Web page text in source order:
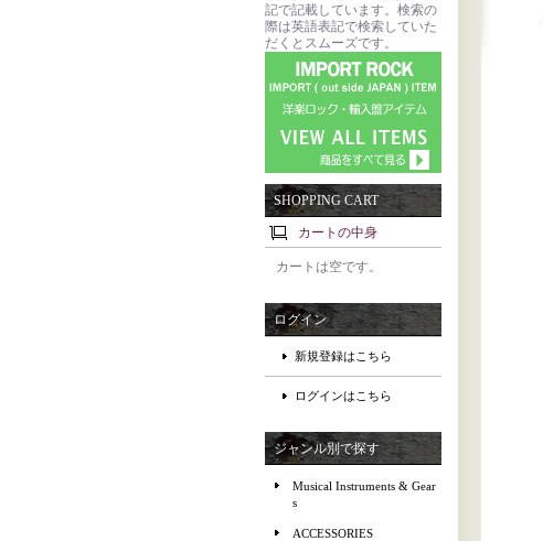
記で記載しています。検索の
際は英語表記で検索していた
だくとスムーズです。
SHOPPING CART
カートの中身
カートは空です。
ログイン
新規登録はこちら
ログインはこちら
ジャンル別で探す
Musical Instruments & Gear
s
ACCESSORIES